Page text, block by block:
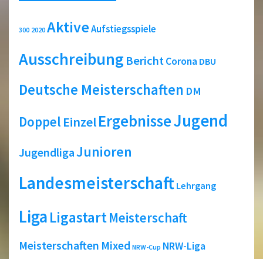
300 2020 AktiveAufstiegsspiele
Ausschreibung BerichtCorona DBU
Deutsche Meisterschaften DM
Doppel EinzelErgebnisseJugend
JugendligaJunioren
Landesmeisterschaft Lehrgang
LigaLigastartMeisterschaft
Meisterschaften Mixed NRW-Cup NRW-Liga